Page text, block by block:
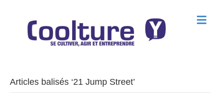
M
e
Articles balisés ‘21 Jump Street’